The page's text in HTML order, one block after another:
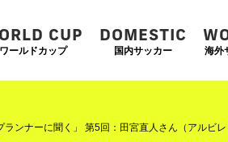
CUP
ワールドカップ
DOMESTIC
国内サッカー 海外
ランナーに聞く」 第5回：田宮直人さん（アルビ